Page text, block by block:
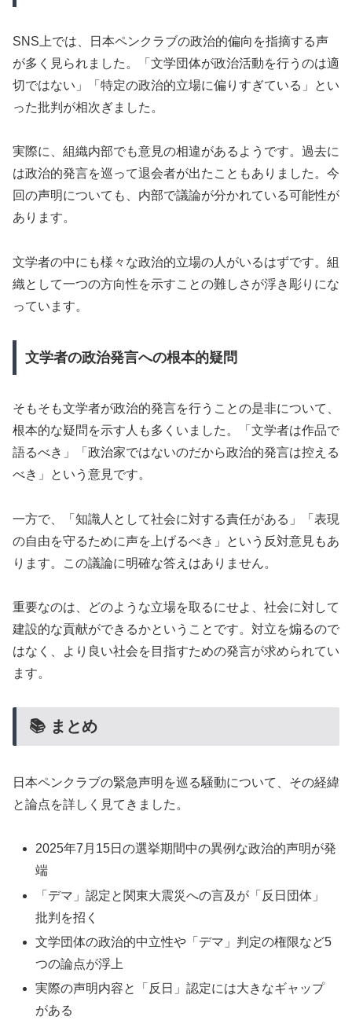
SNS上では、日本ペンクラブの政治的偏向を指摘する声
が多く見られました。「文学団体が政治活動を行うのは適
切ではない」「特定の政治的立場に偏りすぎている」とい
った批判が相次ぎました。
実際に、組織内部でも意見の相違があるようです。過去に
は政治的発言を巡って退会者が出たこともありました。今
回の声明についても、内部で議論が分かれている可能性が
あります。
文学者の中にも様々な政治的立場の人がいるはずです。組
織として一つの方向性を示すことの難しさが浮き彫りにな
っています。
文学者の政治発言への根本的疑問
そもそも文学者が政治的発言を行うことの是非について、
根本的な疑問を示す人も多くいました。「文学者は作品で
語るべき」「政治家ではないのだから政治的発言は控える
べき」という意見です。
一方で、「知識人として社会に対する責任がある」「表現
の自由を守るために声を上げるべき」という反対意見もあ
ります。この議論に明確な答えはありません。
重要なのは、どのような立場を取るにせよ、社会に対して
建設的な貢献ができるかということです。対立を煽るので
はなく、より良い社会を目指すための発言が求められてい
ます。
📚 まとめ
日本ペンクラブの緊急声明を巡る騒動について、その経緯
と論点を詳しく見てきました。
2025年7月15日の選挙期間中の異例な政治的声明が発
端
「デマ」認定と関東大震災への言及が「反日団体」
批判を招く
文学団体の政治的中立性や「デマ」判定の権限など5
つの論点が浮上
実際の声明内容と「反日」認定には大きなギャップ
がある